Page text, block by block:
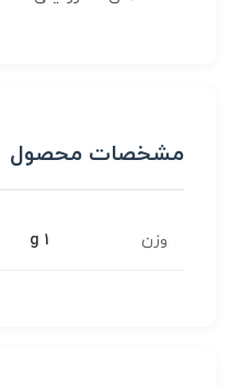
مشخصات محصول
وزن 1 g